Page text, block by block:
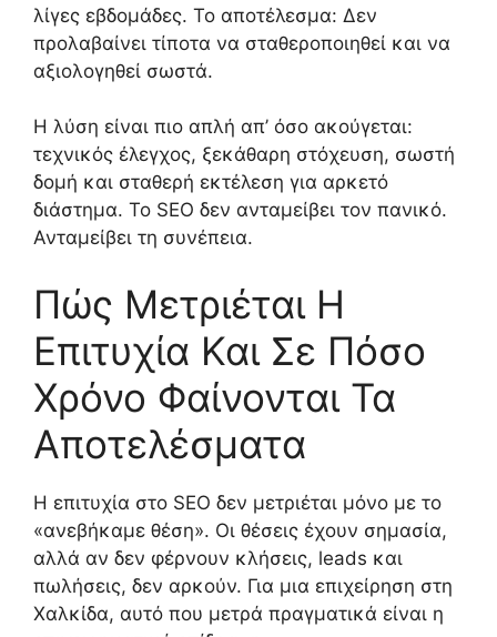
λίγες εβδομάδες. Το αποτέλεσμα: Δεν
προλαβαίνει τίποτα να σταθεροποιηθεί και να
αξιολογηθεί σωστά.
Η λύση είναι πιο απλή απ’ όσο ακούγεται:
τεχνικός έλεγχος, ξεκάθαρη στόχευση, σωστή
δομή και σταθερή εκτέλεση για αρκετό
διάστημα. Το SEO δεν ανταμείβει τον πανικό.
Ανταμείβει τη συνέπεια.
Πώς Μετριέται Η
Επιτυχία Και Σε Πόσο
Χρόνο Φαίνονται Τα
Αποτελέσματα
Η επιτυχία στο SEO δεν μετριέται μόνο με το
«ανεβήκαμε θέση». Οι θέσεις έχουν σημασία,
αλλά αν δεν φέρνουν κλήσεις, leads και
πωλήσεις, δεν αρκούν. Για μια επιχείρηση στη
Χαλκίδα, αυτό που μετρά πραγματικά είναι η